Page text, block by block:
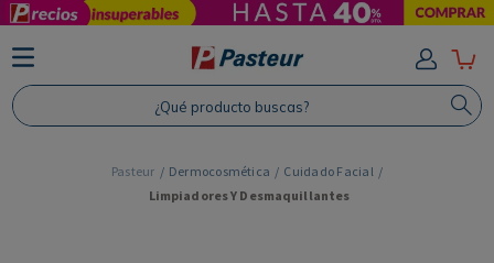
¿Qué producto buscas?
Dermocosmética
Cuidado Facial
Limpiadores Y Desmaquillantes
TÉRMINOS MÁS BUSCADOS
1. Protector Solar
2. Shampoo